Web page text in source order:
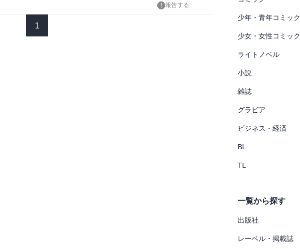
報告する
1
少年・青年コミック
少女・女性コミック
ライトノベル
小説
雑誌
グラビア
ビジネス・経済
BL
TL
一覧から探す
出版社
レーベル・掲載誌